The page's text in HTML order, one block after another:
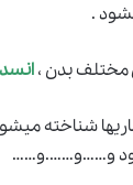
.
مختلف بدن ،
شناخته
و……و…….و……